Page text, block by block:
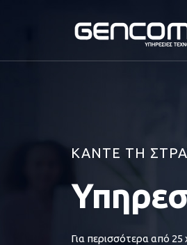
ΚΑΝΤΕ ΤΗ
Για περισσότερα από